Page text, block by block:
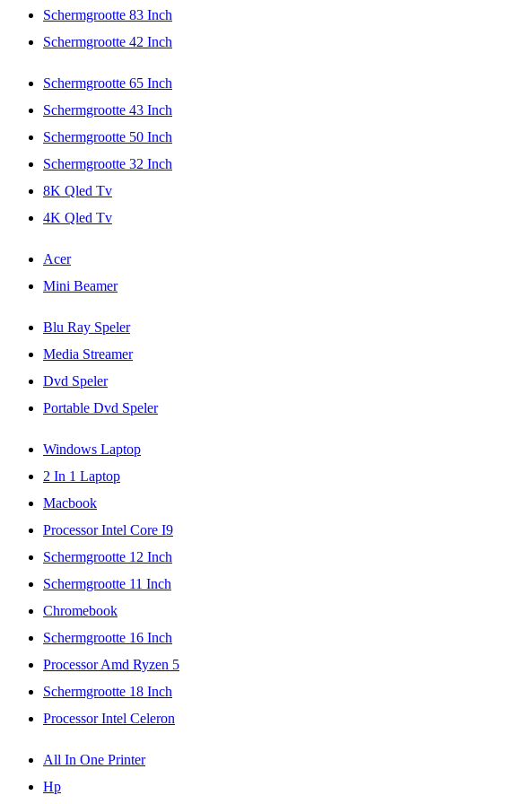
Schermgrootte 83 Inch
Schermgrootte 42 Inch
Schermgrootte 65 Inch
Schermgrootte 43 Inch
Schermgrootte 50 Inch
Schermgrootte 32 Inch
8K Qled Tv
4K Qled Tv
Acer
Mini Beamer
Blu Ray Speler
Media Streamer
Dvd Speler
Portable Dvd Speler
Windows Laptop
2 In 1 Laptop
Macbook
Processor Intel Core I9
Schermgrootte 12 Inch
Schermgrootte 11 Inch
Chromebook
Schermgrootte 16 Inch
Processor Amd Ryzen 5
Schermgrootte 18 Inch
Processor Intel Celeron
All In One Printer
Hp